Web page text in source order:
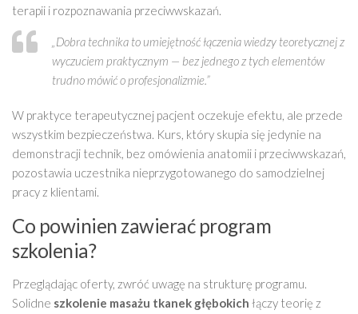
terapii i rozpoznawania przeciwwskazań.
„Dobra technika to umiejętność łączenia wiedzy teoretycznej z
wyczuciem praktycznym — bez jednego z tych elementów
trudno mówić o profesjonalizmie.”
W praktyce terapeutycznej pacjent oczekuje efektu, ale przede
wszystkim bezpieczeństwa. Kurs, który skupia się jedynie na
demonstracji technik, bez omówienia anatomii i przeciwwskazań,
pozostawia uczestnika nieprzygotowanego do samodzielnej
pracy z klientami.
Co powinien zawierać program
szkolenia?
Przeglądając oferty, zwróć uwagę na strukturę programu.
Solidne szkolenie masażu tkanek głębokich łączy teorię z